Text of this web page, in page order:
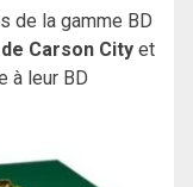
de la gamme BD
Carson City et
à leur BD